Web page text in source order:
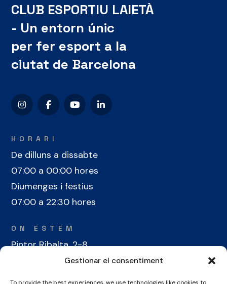
Gestionar el consentiment
CLUB ESPORTIU LAIETÀ
- Un entorn únic
per fer esport a la
ciutat de Barcelona
HORARI
De dilluns a dissabte
07:00 a 00:00 hores
Diumenges i festius
07:00 a 22:30 hores
ON ESTEM
Pintor Ribalta, 2-8
08028 Barcelona